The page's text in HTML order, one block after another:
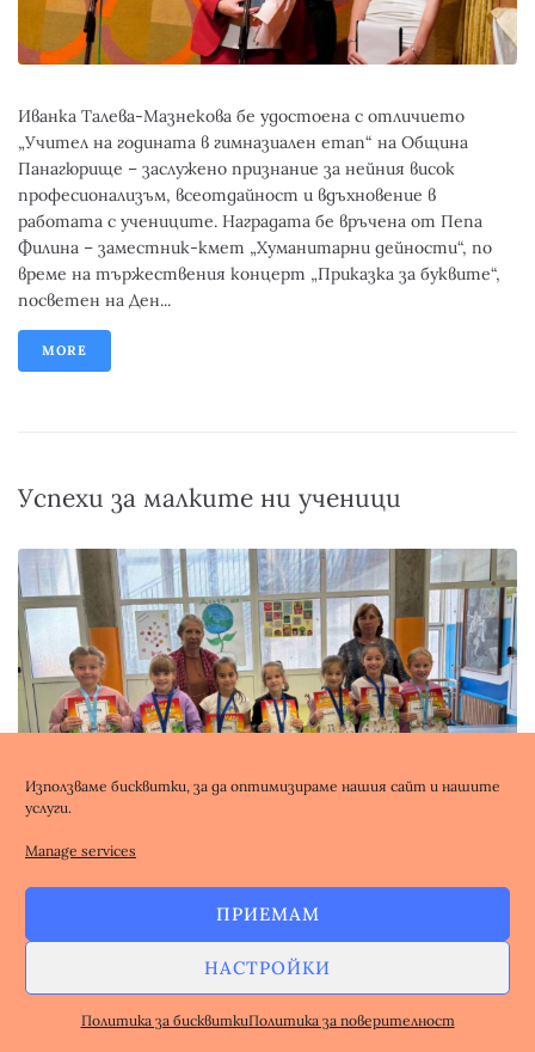
Използваме бисквитки, за да оптимизираме нашия сайт и нашите
услуги.
Manage services
ПРИЕМАМ
НАСТРОЙКИ
Политика за бисквиткиПолитика за поверителност
Иванка Талева-Мазнекова бе удостоена с отличието
„Учител на годината в гимназиален етап“ на Община
Панагюрище – заслужено признание за нейния висок
професионализъм, всеотдайност и вдъхновение в
работата с учениците. Наградата бе връчена от Пепа
Филина – заместник-кмет „Хуманитарни дейности“, по
време на тържествения концерт „Приказка за буквите“,
посветен на Ден...
MORE
Успехи за малките ни ученици
учениците от начален етап на СУ „Нешо Бончев“! Те
организирани от Сдружение на българските начални
учители /СБНУ/ и Синдикат на българските учители.
стремеж към знания,...